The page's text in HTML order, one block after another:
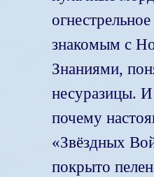
знакомым с
Знаниями,
несуразицы.
почему
«Звёздных
покрыто